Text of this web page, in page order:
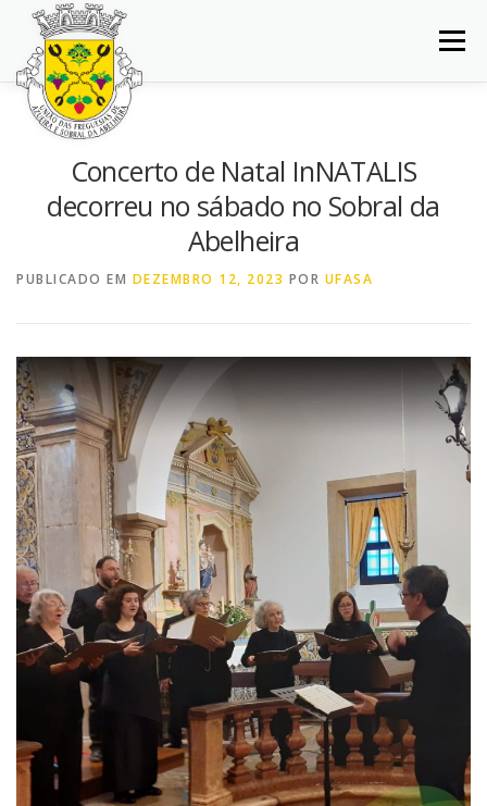
Saltar
conteúdo
Menu
INÍCIO JUNTA DE FREGUESIA
BALCÃO VIRTUAL NOTÍCIAS MAPA
CONCURSOS CONTACTOS
Concerto de Natal InNATALIS
decorreu no sábado no Sobral da
Abelheira
PUBLICADO EM DEZEMBRO 12, 2023 POR UFASA